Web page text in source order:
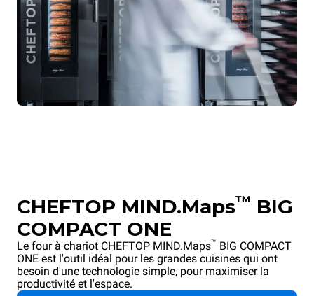
CHEFTOP MIND.Maps™ BIG
COMPACT ONE
Le four à chariot CHEFTOP MIND.Maps™ BIG COMPACT
ONE est l'outil idéal pour les grandes cuisines qui ont
besoin d'une technologie simple, pour maximiser la
productivité et l'espace.